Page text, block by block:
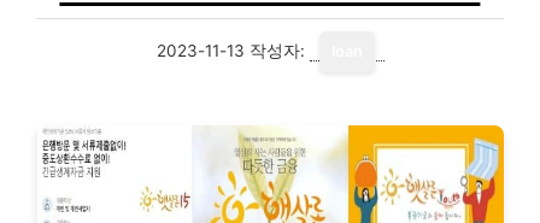
2023-11-13 작성자: